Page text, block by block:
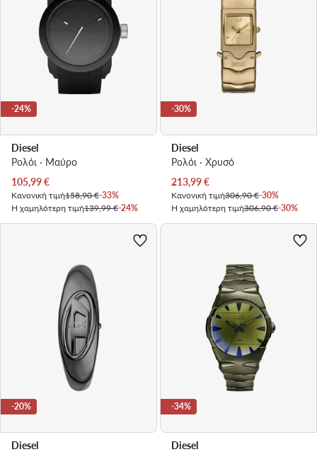
-24%
Diesel
Ρολόι · Μαύρο
Τρέχουσα τιμή
105,99€
Κανονική τιμή158,90 €-33%
Η χαμηλότερη τιμή139,99 €-24%
-30%
Diesel
Ρολόι · Χρυσό
Τρέχουσα τιμή
213,99€
Κανονική τιμή306,90 €-30%
Η χαμηλότερη τιμή306,90 €-30%
-20%
Diesel
-34%
Diesel